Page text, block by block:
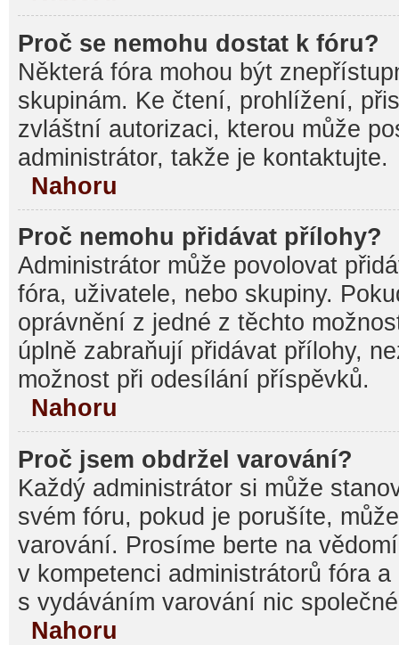
Proč se nemohu dostat k fóru?
Některá fóra mohou být
skupinám. Ke čtení, prohlížení,
zvláštní autorizaci, kterou může
administrátor, takže je kontaktujte.
Nahoru
Proč nemohu přidávat přílohy?
Administrátor může povolovat
fóra, uživatele, nebo skupiny.
oprávnění z jedné z těchto
úplně zabraňují přidávat přílohy,
možnost při odesílání příspěvků.
Nahoru
Proč jsem obdržel varování?
Každý administrátor si může
svém fóru, pokud je porušíte,
varování. Prosíme berte na
v kompetenci administrátorů fóra
s vydáváním varování nic
Nahoru